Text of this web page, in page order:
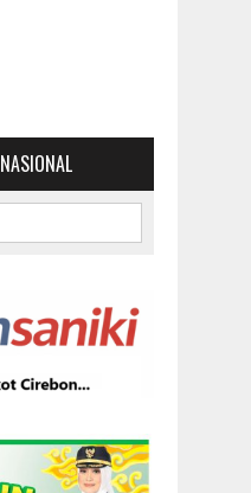
NASIONAL